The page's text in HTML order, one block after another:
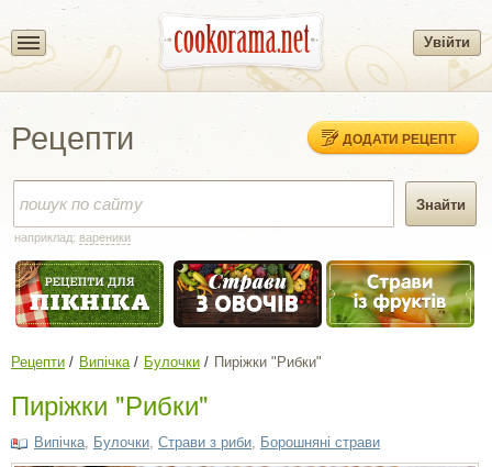
Увійти
Рецепти ДОДАТИ РЕЦЕПТ
наприклад: вареники
Рецепти Випічка Булочки Пиріжки "Рибки"
Пиріжки "Рибки"
Випічка Булочки Страви з риби Борошняні страви